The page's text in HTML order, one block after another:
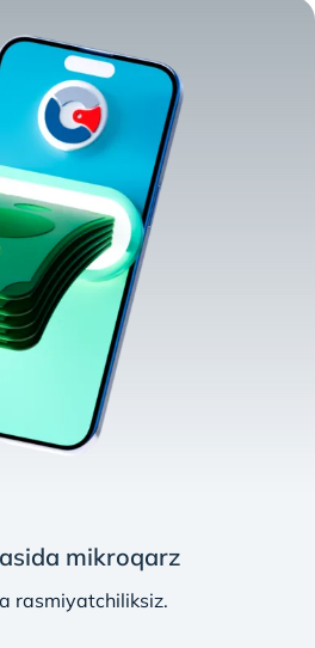
mikroqarz
rasmiyatchiliksiz.